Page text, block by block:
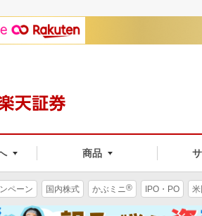
商品
ペーン 国内株式 かぶミニ® IPO・PO